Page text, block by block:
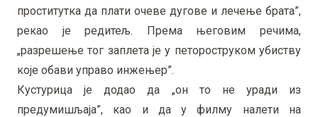
проститутка да плати очеве дугове и лечење брата”,
рекао је редитељ. Према његовим речима,
„разрешење тог заплета је у петороструком убиству
које обави управо инжењер”.
Кустурица је додао да „он то не уради из
предумишљаја”, као и да у филму налети на